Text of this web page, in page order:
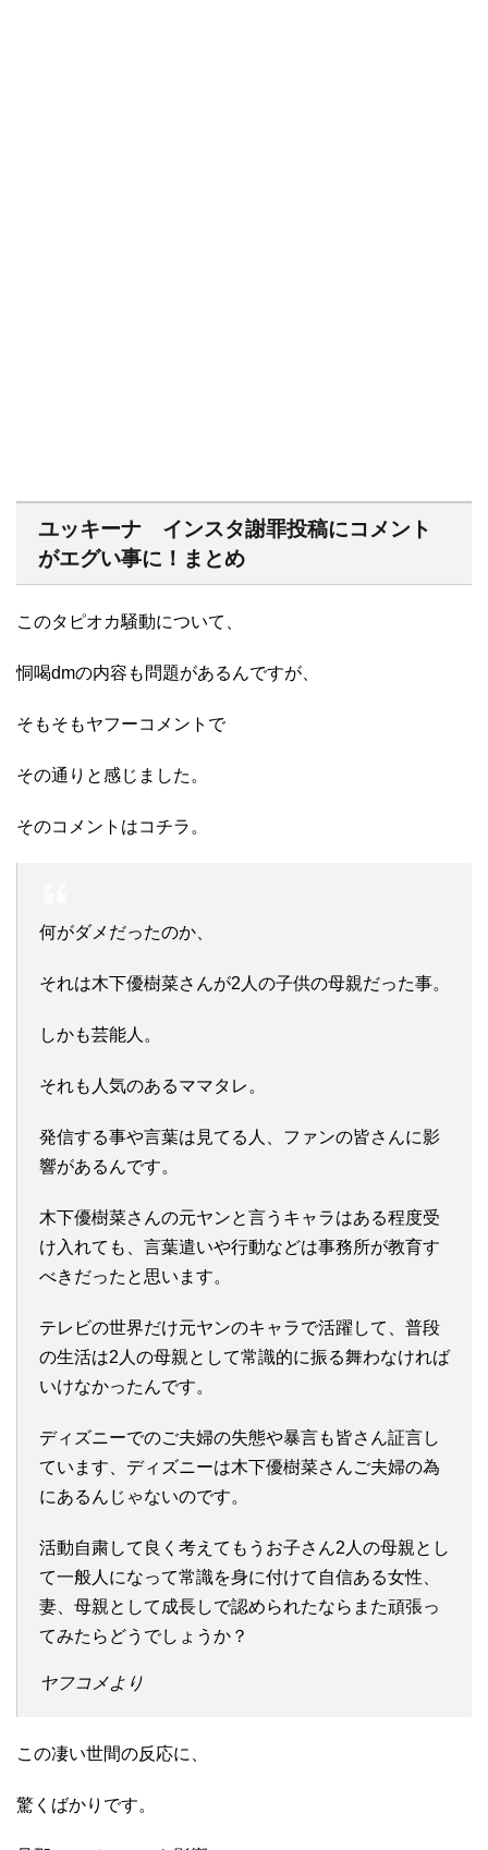
ユッキーナ インスタ謝罪投稿にコメント
がエグい事に！まとめ
このタピオカ騒動について、
恫喝dmの内容も問題があるんですが、
そもそもヤフーコメントで
その通りと感じました。
そのコメントはコチラ。
何がダメだったのか、
それは木下優樹菜さんが2人の子供の母親だった事。
しかも芸能人。
それも人気のあるママタレ。
発信する事や言葉は見てる人、ファンの皆さんに影
響があるんです。
木下優樹菜さんの元ヤンと言うキャラはある程度受
け入れても、言葉遣いや行動などは事務所が教育す
べきだったと思います。
テレビの世界だけ元ヤンのキャラで活躍して、普段
の生活は2人の母親として常識的に振る舞わなければ
いけなかったんです。
ディズニーでのご夫婦の失態や暴言も皆さん証言し
ています、ディズニーは木下優樹菜さんご夫婦の為
にあるんじゃないのです。
活動自粛して良く考えてもうお子さん2人の母親とし
て一般人になって常識を身に付けて自信ある女性、
妻、母親として成長しで認められたならまた頑張っ
てみたらどうでしょうか？
ヤフコメより
この凄い世間の反応に、
驚くばかりです。